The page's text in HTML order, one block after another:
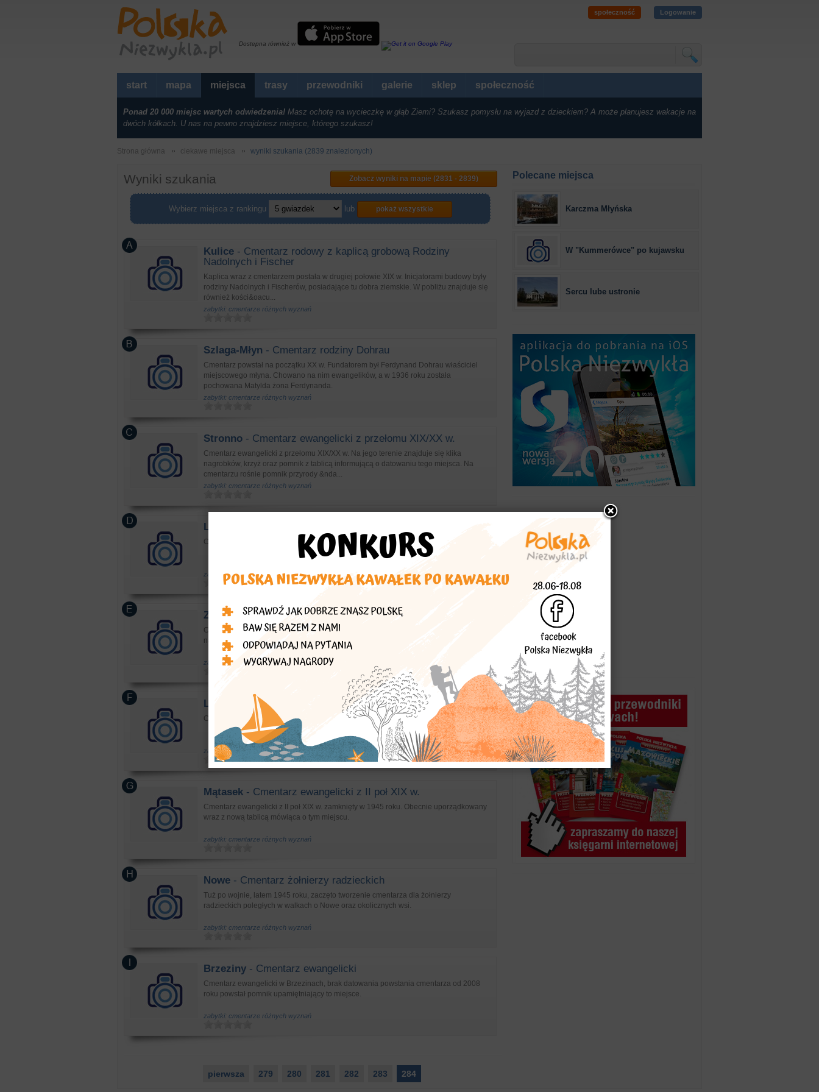
Dostepna również w
społeczność Logowanie
start mapa miejsca trasy przewodniki galerie sklep społeczność
Ponad 20 000 miejsc wartych odwiedzenia! Masz ochotę na wycieczkę w głąb Ziemi? Szukasz pomysłu na wyjazd z dzieckiem? A może planujesz wakacje na
dwóch kółkach. U nas na pewno znajdziesz miejsce, którego szukasz!
Strona główna ciekawe miejsca wyniki szukania (2839 znalezionych)
Wyniki szukania Zobacz wyniki na mapie (2831 - 2839)
Wybierz miejsca z rankingu lub pokaż wszystkie
Kulice - Cmentarz rodowy z kaplicą grobową Rodziny
Nadolnych i Fischer
Kaplica wraz z cmentarzem postała w drugiej połowie XIX w. Inicjatorami budowy były
rodziny Nadolnych i Fischerów, posiadające tu dobra ziemskie. W pobliżu znajduje się
również kości&oacu...
zabytki: cmentarze różnych wyznań
Szlaga-Młyn - Cmentarz rodziny Dohrau
Cmentarz powstał na początku XX w. Fundatorem był Ferdynand Dohrau właściciel
miejscowego młyna. Chowano na nim ewangelików, a w 1936 roku została
pochowana Matylda żona Ferdynanda.
zabytki: cmentarze różnych wyznań
Stronno - Cmentarz ewangelicki z przełomu XIX/XX w.
Cmentarz ewangelicki z przełomu XIX/XX w. Na jego terenie znajduje się klika
nagrobków, krzyż oraz pomnik z tablicą informującą o datowaniu tego miejsca. Na
cmentarzu rośnie pomnik przyrody &nda...
zabytki: cmentarze różnych wyznań
Lubiewice
Cmentarz poewangelicki z I poł. XIX w. data jego zamknięcia 1945?
zabytki: cmentarze różnych wyznań
Zblewo - Cmentarz ewangelicki
Cmentarz ewangelicki w Zblewie brak jakichkolwiek informacji, zachowanych kilka
nagrobków.
zabytki: cmentarze różnych wyznań
Lubichowo- Cmentarz ewangelicki z II poł. XIX w.
Cmentarz ewangelicki z II poł. XIX w.
zabytki: cmentarze różnych wyznań
Mątasek - Cmentarz ewangelicki z II poł XIX w.
Cmentarz ewangelicki z II poł XIX w. zamknięty w 1945 roku. Obecnie uporządkowany
wraz z nową tablicą mówiąca o tym miejscu.
zabytki: cmentarze różnych wyznań
Nowe - Cmentarz żołnierzy radzieckich
Tuż po wojnie, latem 1945 roku, zaczęto tworzenie cmentarza dla żołnierzy
radzieckich poległych w walkach o Nowe oraz okolicznych wsi.
zabytki: cmentarze różnych wyznań
Brzeziny - Cmentarz ewangelicki
Cmentarz ewangelicki w Brzezinach, brak datowania powstania cmentarza od 2008
roku powstał pomnik upamiętniający to miejsce.
zabytki: cmentarze różnych wyznań
pierwsza 279 280 281 282 283 284
Polecane miejsca
Karczma Młyńska
W "Kummerówce" po kujawsku
Sercu lube ustronie